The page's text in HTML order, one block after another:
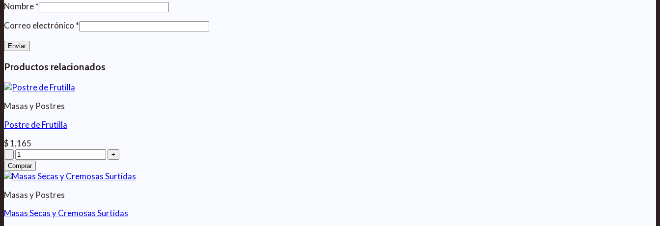
Nombre*
Correo electrónico *
Productos relacionados
Masas y Postres
Postre de Frutilla
$1,165
Postre
de
Frutilla
cantidad
Comprar
Masas y Postres
Masas Secas y Cremosas Surtidas